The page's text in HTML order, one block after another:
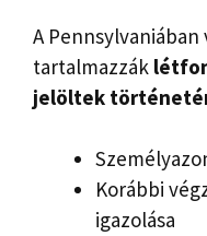
A
tartalmazzák
jelöltek
Korábbi
igazolása